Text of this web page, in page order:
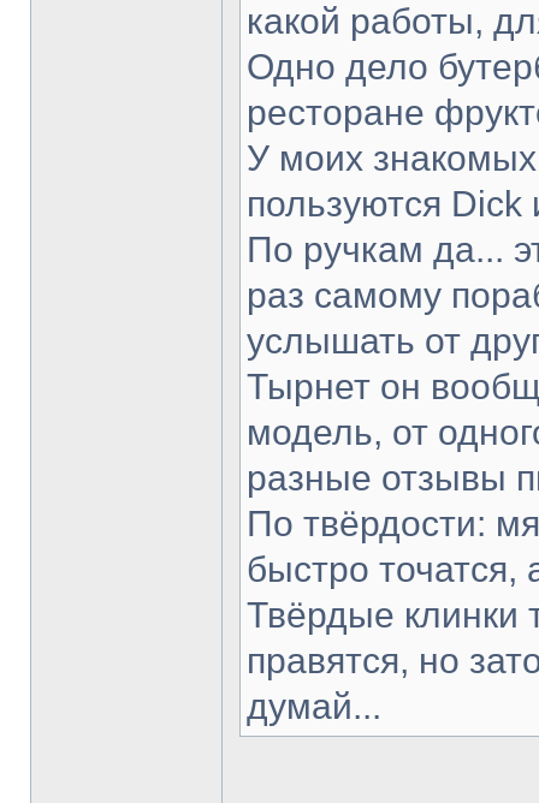
какой работы,
Одно дело
ресторане
У моих
пользуются Dick
По ручкам да...
раз самому
услышать от
Тырнет он
модель, от
разные отзывы
По твёрдости:
быстро точатся,
Твёрдые клинки
правятся, но
думай...